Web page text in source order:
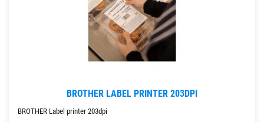
BROTHER LABEL PRINTER 203DPI
BROTHER Label printer 203dpi